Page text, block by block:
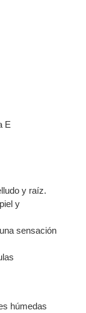
E
y raíz.
y
sensación
húmedas